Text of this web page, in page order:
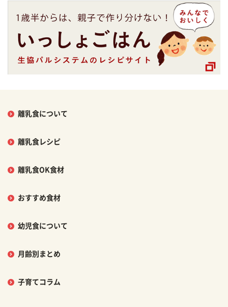
離乳食について
離乳食レシピ
離乳食OK食材
おすすめ食材
幼児食について
月齢別まとめ
子育てコラム